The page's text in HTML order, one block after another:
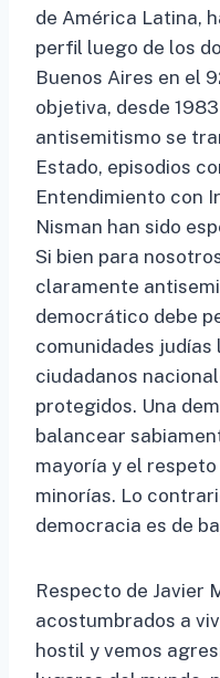
de América Latina,
perfil luego de los
Buenos Aires en el
objetiva, desde
antisemitismo se
Estado, episodios
Entendimiento con
Nisman han sido
Si bien para
claramente
democrático debe
comunidades
ciudadanos
protegidos. Una
balancear
mayoría y el
minorías. Lo
democracia es de
Respecto de Javier
acostumbrados a
hostil y vemos